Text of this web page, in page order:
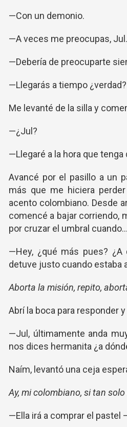
—Con un demonio.
—A veces me preocupas, Jul.
—Debería de preocuparte
—Llegarás a tiempo
Me levanté de la silla y
—¿Jul?
—Llegaré a la hora que
Avancé por el pasillo a un
más que me hiciera
acento colombiano. Desde
comencé a bajar corriendo,
por cruzar el umbral cuando...
—Hey, ¿qué más pues?
detuve justo cuando estaba
Aborta la misión, repito,
Abrí la boca para responder
—Jul, últimamente anda
nos dices hermanita ¿a
Naím, levantó una ceja
Ay, mi colombiano, si tan
—Ella irá a comprar el pastel